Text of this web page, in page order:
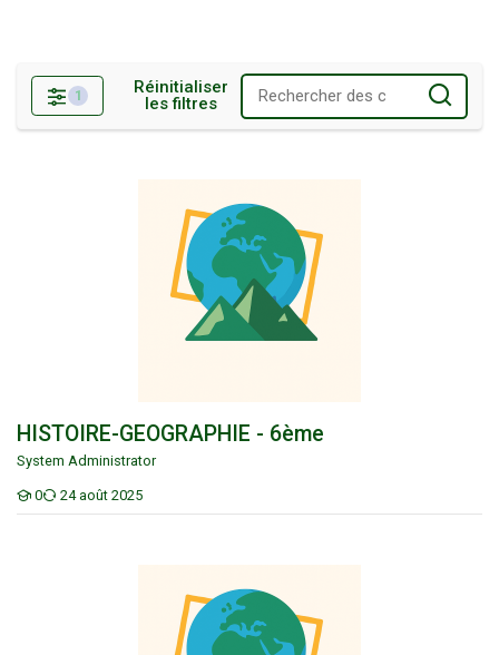
Filtres
1
Réinitialiser
les filtres
HISTOIRE-GEOGRAPHIE - 6ème
System Administrator
0
Étudiants
24 août 2025